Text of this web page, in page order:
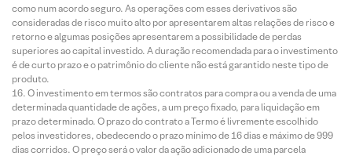
como num acordo seguro. As operações com esses derivativos são
consideradas de risco muito alto por apresentarem altas relações de risco e
retorno e algumas posições apresentarem a possibilidade de perdas
superiores ao capital investido. A duração recomendada para o investimento
é de curto prazo e o patrimônio do cliente não está garantido neste tipo de
produto.
O investimento em termos são contratos para compra ou a venda de uma
determinada quantidade de ações, a um preço fixado, para liquidação em
prazo determinado. O prazo do contrato a Termo é livremente escolhido
pelos investidores, obedecendo o prazo mínimo de 16 dias e máximo de 999
dias corridos. O preço será o valor da ação adicionado de uma parcela